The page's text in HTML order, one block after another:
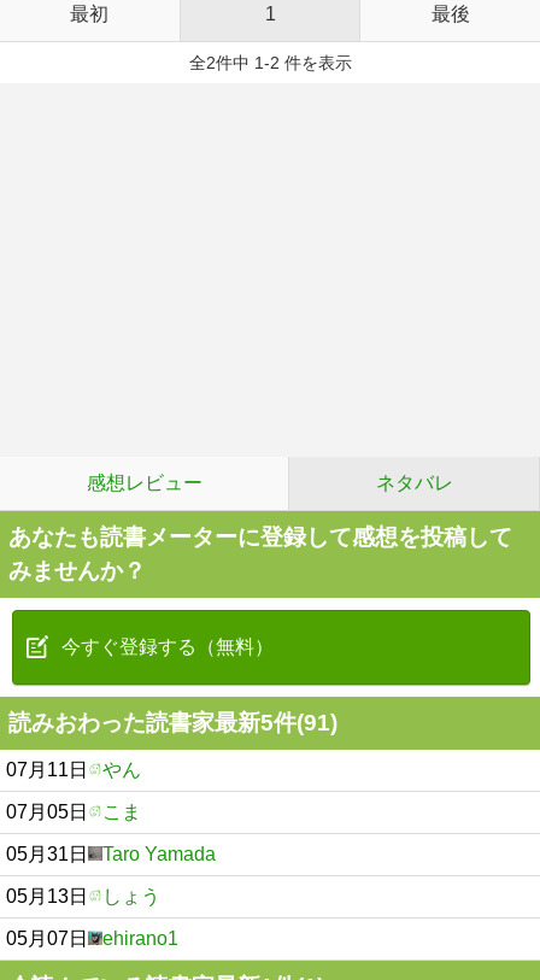
最初 1 最後
全2件中 1-2 件を表示
感想レビュー ネタバレ
あなたも読書メーターに登録して感想を投稿して
みませんか？
今すぐ登録する（無料）
読みおわった読書家最新5件(91)
07月11日 やん
07月05日 こま
05月31日 Taro Yamada
05月13日 しょう
05月07日 ehirano1